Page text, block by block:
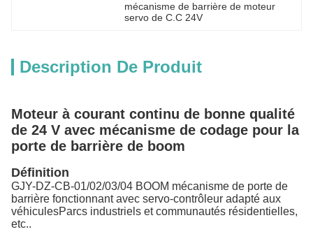
mécanisme de barrière de moteur
servo de C.C 24V
Description De Produit
Moteur à courant continu de bonne qualité
de 24 V avec mécanisme de codage pour la
porte de barrière de boom
Définition
GJY-DZ-CB-01/02/03/04 BOOM mécanisme de porte de
barrière fonctionnant avec servo-contrôleur adapté aux
véhiculesParcs industriels et communautés résidentielles,
etc..